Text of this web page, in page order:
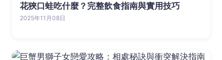
花狹口蛙吃什麼？完整飲食指南與實用技巧
2025年11月08日